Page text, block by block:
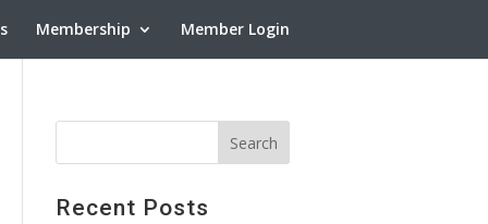
Membership Member Login
Recent Posts